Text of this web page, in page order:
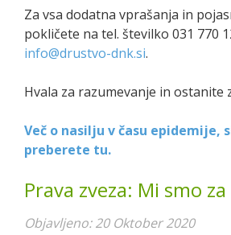
Za vsa dodatna vprašanja in
pokličete na tel. številko 031 770
info@drustvo-dnk.si.
Hvala za razumevanje in ostanite
Več o nasilju v času epidemije,
preberete tu.
Prava zveza: Mi smo
Objavljeno: 20 Oktober 2020